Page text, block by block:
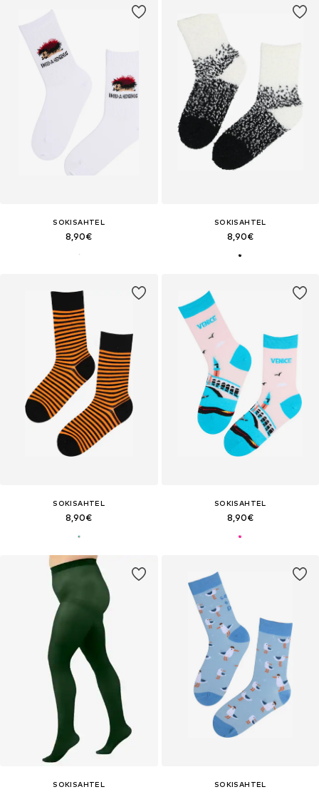
SOKISAHTEL
8,90€
SOKISAHTEL
8,90€
SOKISAHTEL
8,90€
SOKISAHTEL
8,90€
SOKISAHTEL SOKISAHTEL